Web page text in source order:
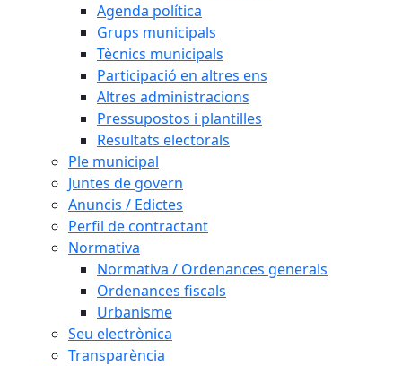
Agenda política
Grups municipals
Tècnics municipals
Participació en altres ens
Altres administracions
Pressupostos i plantilles
Resultats electorals
Ple municipal
Juntes de govern
Anuncis / Edictes
Perfil de contractant
Normativa
Normativa / Ordenances generals
Ordenances fiscals
Urbanisme
Seu electrònica
Transparència